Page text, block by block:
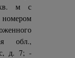
м с
обл.,
д. 7; -